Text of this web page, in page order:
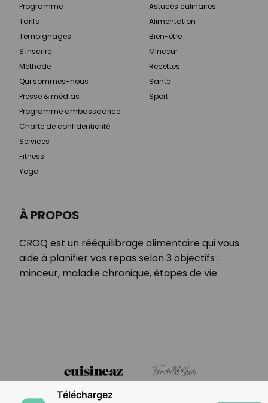
À PROPOS
CROQ est un rééquilibrage alimentaire qui vous
aide à planifier vos repas selon 3 objectifs :
minceur, maladie chronique, étapes de vie.
Programme
Tarifs
Témoignages
S'inscrire
Méthode
Qui sommes-nous
Presse & médias
Programme ambassadrice
Charte de confidentialité
Services
Fitness
Yoga
Astuces culinaires
Alimentation
Bien-être
Minceur
Recettes
Santé
Sport
Téléchargez